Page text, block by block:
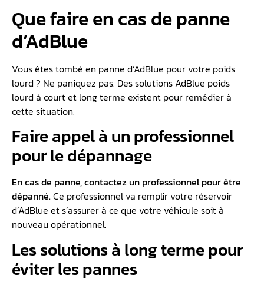
Que faire en cas de panne
d’AdBlue
Vous êtes tombé en panne d’AdBlue pour votre poids
lourd ? Ne paniquez pas. Des solutions AdBlue poids
lourd à court et long terme existent pour remédier à
cette situation.
Faire appel à un professionnel
pour le dépannage
En cas de panne, contactez un professionnel pour être
dépanné.Ce professionnel va remplir votre réservoir
d’AdBlue et s’assurer à ce que votre véhicule soit à
nouveau opérationnel.
Les solutions à long terme pour
éviter les pannes